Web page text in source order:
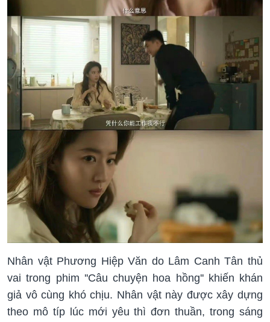
Nhân vật Phương Hiệp Văn do Lâm Canh Tân thủ
vai trong phim ''Câu chuyện hoa hồng'' khiến khán
giả vô cùng khó chịu. Nhân vật này được xây dựng
theo mô típ lúc mới yêu thì đơn thuần, trong sáng